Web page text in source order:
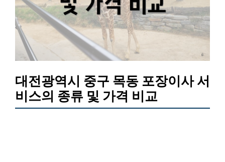
대전광역시 중구 목동 포장이사 서
비스의 종류 및 가격 비교